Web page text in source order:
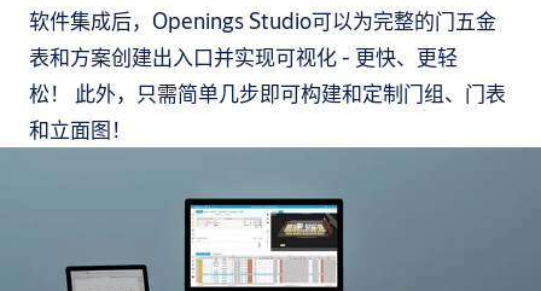
软件集成后，Openings Studio可以为完整的门五金
表和方案创建出入口并实现可视化 - 更快、更轻
松！ 此外，只需简单几步即可构建和定制门组、门表
和立面图！